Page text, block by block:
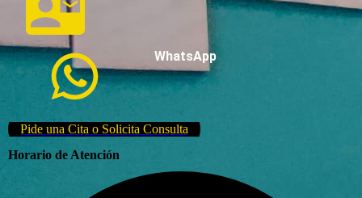
WhatsApp
Pide una Cita o Solicita Consulta
Horario de Atención